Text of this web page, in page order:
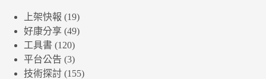
上架快報 (19)
好康分享 (49)
工具書 (120)
平台公告 (3)
技術探討 (155)